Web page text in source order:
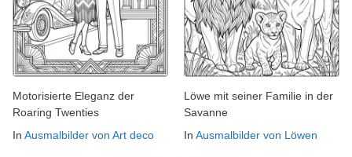
Motorisierte Eleganz der
Roaring Twenties
In Ausmalbilder von Art deco
Löwe mit seiner Familie in der
Savanne
In Ausmalbilder von Löwen